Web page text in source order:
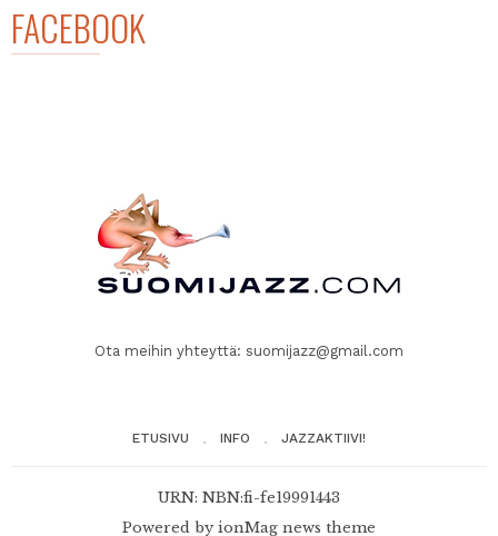
FACEBOOK
Ota meihin yhteyttä: suomijazz@gmail.com
ETUSIVU INFO JAZZAKTIIVI!
URN: NBN:fi-fe19991443
Powered by ionMag news theme